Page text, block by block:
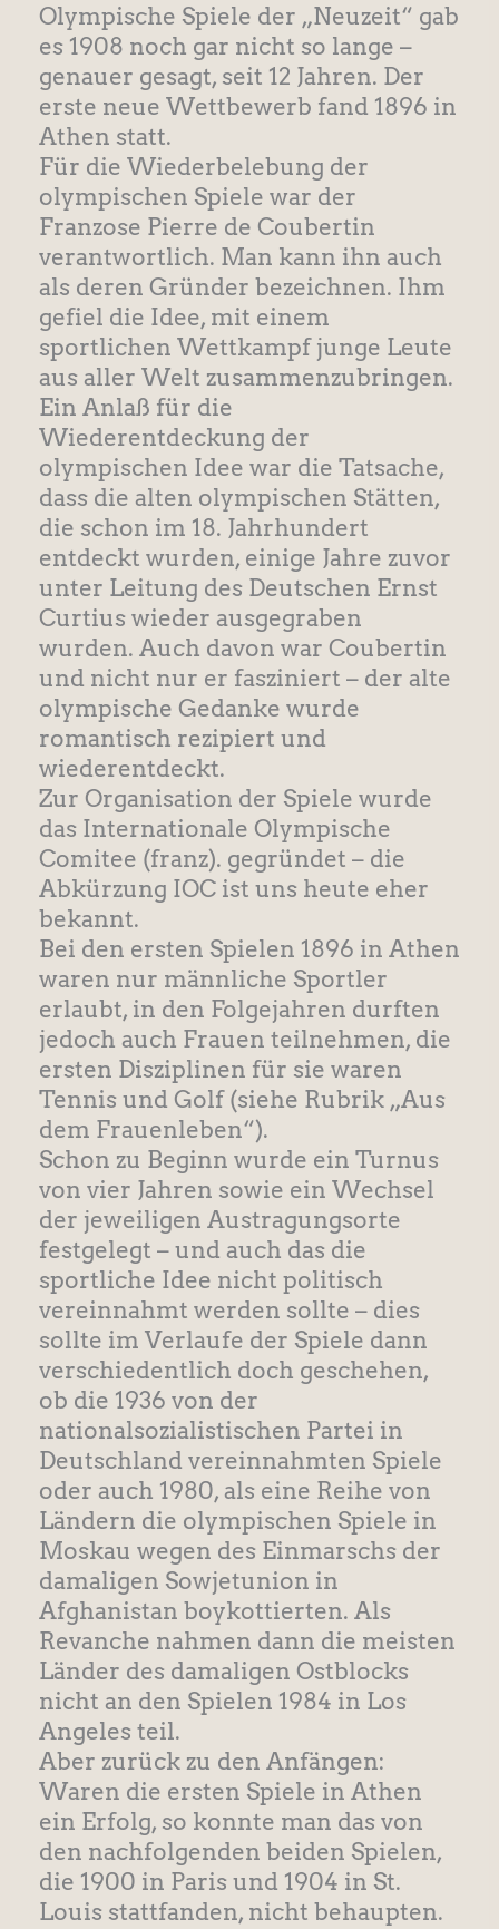
Olympische Spiele der „Neuzeit“ gab
es 1908 noch gar nicht so lange –
genauer gesagt, seit 12 Jahren. Der
erste neue Wettbewerb fand 1896 in
Athen statt.
Für die Wiederbelebung der
olympischen Spiele war der
Franzose Pierre de Coubertin
verantwortlich. Man kann ihn auch
als deren Gründer bezeichnen. Ihm
gefiel die Idee, mit einem
sportlichen Wettkampf junge Leute
aus aller Welt zusammenzubringen.
Ein Anlaß für die
Wiederentdeckung der
olympischen Idee war die Tatsache,
dass die alten olympischen Stätten,
die schon im 18. Jahrhundert
entdeckt wurden, einige Jahre zuvor
unter Leitung des Deutschen Ernst
Curtius wieder ausgegraben
wurden. Auch davon war Coubertin
und nicht nur er fasziniert – der alte
olympische Gedanke wurde
romantisch rezipiert und
wiederentdeckt.
Zur Organisation der Spiele wurde
das Internationale Olympische
Comitee (franz). gegründet – die
Abkürzung IOC ist uns heute eher
bekannt.
Bei den ersten Spielen 1896 in Athen
waren nur männliche Sportler
erlaubt, in den Folgejahren durften
jedoch auch Frauen teilnehmen, die
ersten Disziplinen für sie waren
Tennis und Golf (siehe Rubrik „Aus
dem Frauenleben“).
Schon zu Beginn wurde ein Turnus
von vier Jahren sowie ein Wechsel
der jeweiligen Austragungsorte
festgelegt – und auch das die
sportliche Idee nicht politisch
vereinnahmt werden sollte – dies
sollte im Verlaufe der Spiele dann
verschiedentlich doch geschehen,
ob die 1936 von der
nationalsozialistischen Partei in
Deutschland vereinnahmten Spiele
oder auch 1980, als eine Reihe von
Ländern die olympischen Spiele in
Moskau wegen des Einmarschs der
damaligen Sowjetunion in
Afghanistan boykottierten. Als
Revanche nahmen dann die meisten
Länder des damaligen Ostblocks
nicht an den Spielen 1984 in Los
Angeles teil.
Aber zurück zu den Anfängen:
Waren die ersten Spiele in Athen
ein Erfolg, so konnte man das von
den nachfolgenden beiden Spielen,
die 1900 in Paris und 1904 in St.
Louis stattfanden, nicht behaupten.